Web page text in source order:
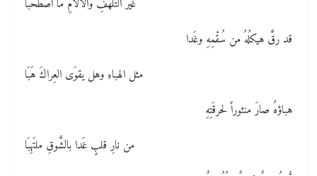
غير التَّلهُّفِ والآلامِ ما اصطَحَبَا
قد رقَّ هيكلُهُ من سُقْمِهِ وغَدا
مثل الهباءِ وهل يقوَى العِراكَ هَبَا
هباؤهُ صارَ منثوراً لحرقَتِهِ
من نارِ قلبٍ غَدا بالشَّوقِ ملتَهِبَا